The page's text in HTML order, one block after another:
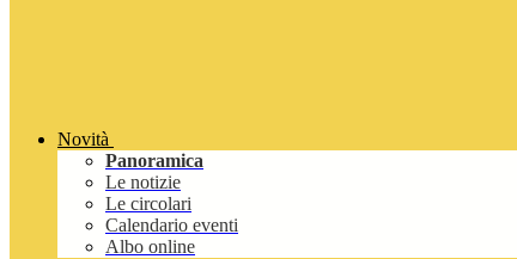
Novità
Panoramica
Le notizie
Le circolari
Calendario eventi
Albo online